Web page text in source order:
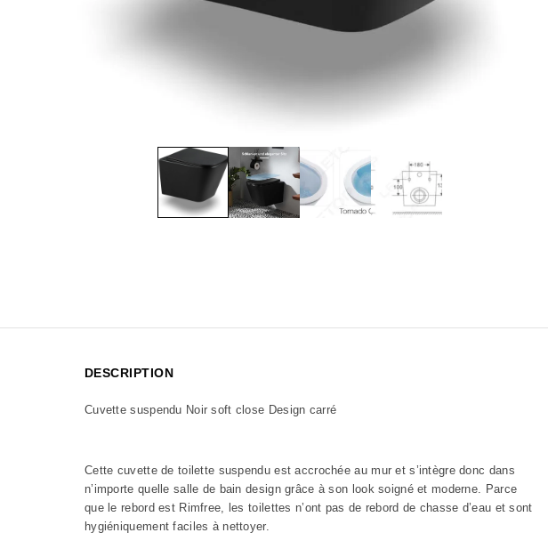
DESCRIPTION
Cuvette suspendu Noir soft close Design carré
Cette cuvette de toilette suspendu est accrochée au mur et s’intègre donc dans
n’importe quelle salle de bain design grâce à son look soigné et moderne. Parce
que le rebord est Rimfree, les toilettes n’ont pas de rebord de chasse d’eau et sont
hygiéniquement faciles à nettoyer.